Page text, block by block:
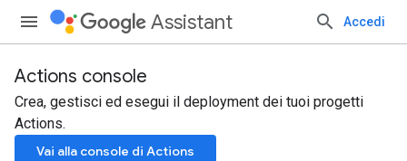
Assistant Accedi
Actions console
Crea, gestisci ed esegui il deployment dei tuoi progetti
Actions.
Vai alla console di Actions